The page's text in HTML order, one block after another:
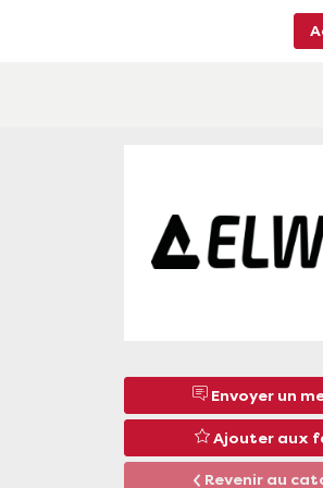
Envoyer un
Ajouter aux
Revenir au